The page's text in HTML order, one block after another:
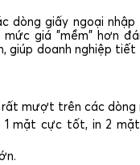
dòng giấy ngoại nhập
mức giá "mềm" hơn
giúp doanh nghiệp
rất mượt trên các dòng
1 mặt cực tốt, in 2